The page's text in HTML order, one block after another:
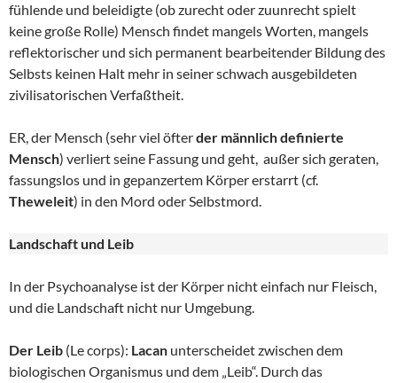
fühlende und beleidigte (ob zurecht oder zuunrecht spielt
keine große Rolle) Mensch findet mangels Worten, mangels
reflektorischer und sich permanent bearbeitender Bildung des
Selbsts keinen Halt mehr in seiner schwach ausgebildeten
zivilisatorischen Verfaßtheit.
ER, der Mensch (sehr viel öfterder männlich definierte
Mensch) verliert seine Fassung und geht, außer sich geraten,
fassungslos und in gepanzertem Körper erstarrt (cf.
Theweleit) in den Mord oder Selbstmord.
Landschaft und Leib
In der Psychoanalyse ist der Körper nicht einfach nur Fleisch,
und die Landschaft nicht nur Umgebung.
Der Leib (Le corps): Lacan unterscheidet zwischen dem
biologischen Organismus und dem „Leib“. Durch das